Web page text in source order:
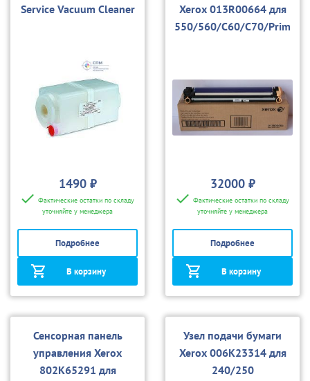
Service Vacuum Cleaner
1490 ₽
Фактические остатки по складу
уточняйте у менеджера
Подробнее
В корзину
Xerox 013R00664 для
550/560/C60/C70/Prim
32000 ₽
Фактические остатки по складу
уточняйте у менеджера
Подробнее
В корзину
Сенсорная панель
управления Xerox
802K65291 для
Узел подачи бумаги
Xerox 006K23314 для
240/250